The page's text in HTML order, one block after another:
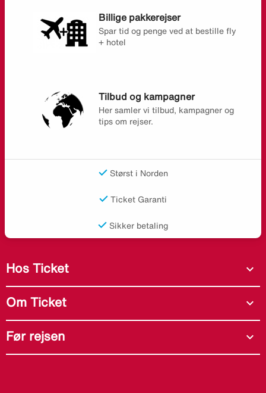
Billige pakkerejser
Spar tid og penge ved at bestille fly
+ hotel
Tilbud og kampagner
Her samler vi tilbud, kampagner og
tips om rejser.
Størst i Norden
Ticket Garanti
Sikker betaling
Hos Ticket expand_more
Om Ticket expand_more
Før rejsen expand_more